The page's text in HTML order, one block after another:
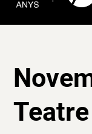
Teatre